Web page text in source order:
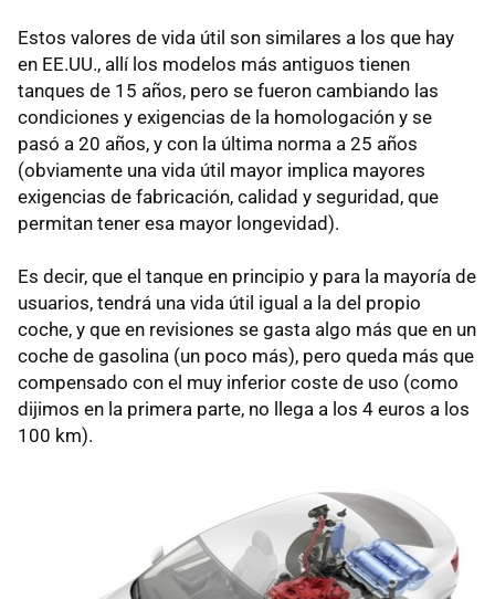
Estos valores de vida útil son similares a los que hay
en EE.UU., allí los modelos más antiguos tienen
tanques de 15 años, pero se fueron cambiando las
condiciones y exigencias de la homologación y se
pasó a 20 años, y con la última norma a 25 años
(obviamente una vida útil mayor implica mayores
exigencias de fabricación, calidad y seguridad, que
permitan tener esa mayor longevidad).
Es decir, que el tanque en principio y para la mayoría de
usuarios, tendrá una vida útil igual a la del propio
coche, y que en revisiones se gasta algo más que en un
coche de gasolina (un poco más), pero queda más que
compensado con el muy inferior coste de uso (como
dijimos en la primera parte, no llega a los 4 euros a los
100 km).